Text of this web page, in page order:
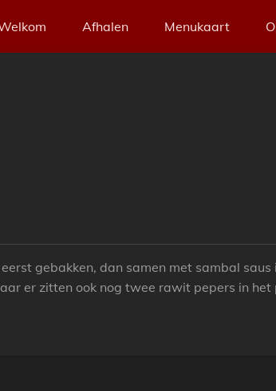
Afhalen Menukaart
gebakken, dan samen met sambal
er zitten ook nog twee rawit pepers in het